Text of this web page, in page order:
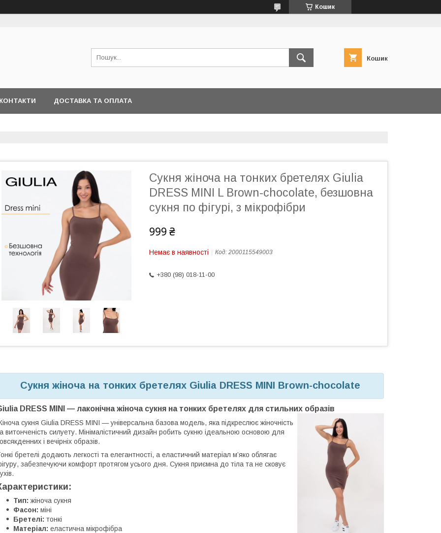
Кошик
Кошик
КОНТАКТИ ДОСТАВКА ТА ОПЛАТА
Сукня жіноча на тонких бретелях Giulia
DRESS MINI L Brown-chocolate, безшовна
сукня по фігурі, з мікрофібри
999 ₴
Немає в наявності Код: 2000115549003
+380 (98) 018-11-00
Сукня жіноча на тонких бретелях Giulia DRESS MINI Brown-chocolate
DRESS MINI — лаконічна жіноча сукня на тонких бретелях для стильних образів
сукня Giulia DRESS MINI — універсальна базова модель, яка підкреслює жіночність
витонченість силуету. Мінімалістичний дизайн робить сукню ідеальною основою для
і вечірніх образів.
бретелі додають легкості та елегантності, а еластичний матеріал м’яко облягає
забезпечуючи комфорт протягом усього дня. Сукня приємна до тіла та не сковує
Тип: жіноча сукня
Фасон: міні
Бретелі: тонкі
Матеріал: еластична мікрофібра